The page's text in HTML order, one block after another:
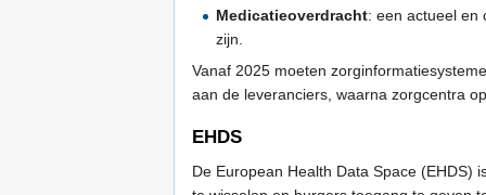
Medicatieoverdracht: een actueel en
zijn.
Vanaf 2025 moeten
aan de leveranciers, waarna zorgcentra
EHDS
De European Health Data Space (EHDS)